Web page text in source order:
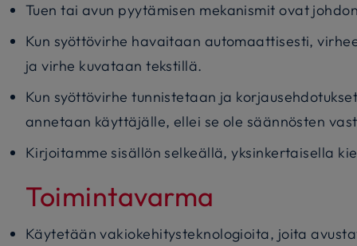
Tuen tai avun pyytämisen mekanismit ovat
Kun syöttövirhe havaitaan automaattisesti,
ja virhe kuvataan tekstillä.
Kun syöttövirhe tunnistetaan ja
annetaan käyttäjälle, ellei se ole säännösten
Kirjoitamme sisällön selkeällä, yksinkertaisella
Toimintavarma
Käytetään vakiokehitysteknologioita, joita